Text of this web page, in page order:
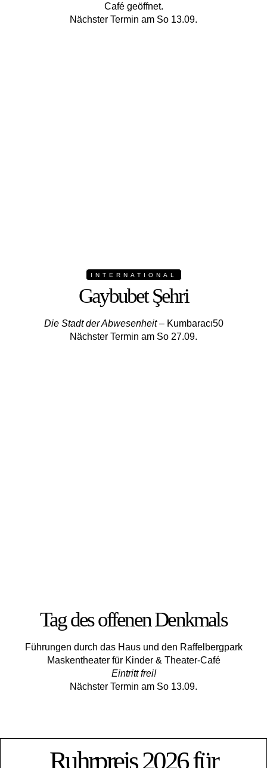
Café geöffnet.
Nächster Termin am So 13.09.
INTERNATIONAL
Gaybubet Şehri
Die Stadt der Abwesenheit– Kumbaracı50
Nächster Termin am So 27.09.
Tag des offenen Denkmals
Führungen durch das Haus und den Raffelbergpark
Maskentheater für Kinder & Theater-Café
Eintritt frei!
Nächster Termin am So 13.09.
Ruhrpreis 2026 für